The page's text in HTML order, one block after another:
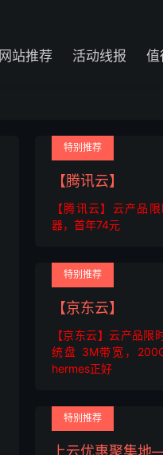
网站推荐 活动线报 值
特别推荐
【腾讯云】
【腾讯云】云产品
器，首年74元
特别推荐
【京东云】
【京东云】云产品限
统盘 3M带宽，
hermes正好
特别推荐
上云优惠聚集